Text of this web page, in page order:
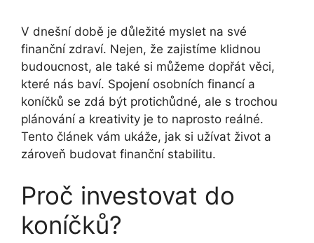
V dnešní době je důležité myslet na své
finanční zdraví. Nejen, že zajistíme klidnou
budoucnost, ale také si můžeme dopřát věci,
které nás baví. Spojení osobních financí a
koníčků se zdá být protichůdné, ale s trochou
plánování a kreativity je to naprosto reálné.
Tento článek vám ukáže, jak si užívat život a
zároveň budovat finanční stabilitu.
Proč investovat do
koníčků?